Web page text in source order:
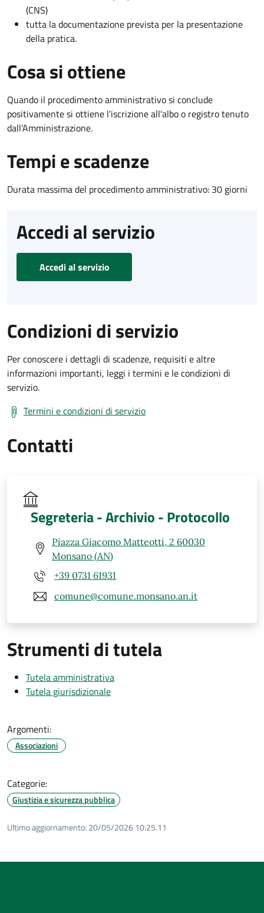
(CNS)
tutta la documentazione prevista per la presentazione
della pratica.
Cosa si ottiene
Quando il procedimento amministrativo si conclude
positivamente si ottiene l'iscrizione all'albo o registro tenuto
dall'Amministrazione.
Tempi e scadenze
Durata massima del procedimento amministrativo: 30 giorni
Accedi al servizio
Accedi al servizio
Condizioni di servizio
Per conoscere i dettagli di scadenze, requisiti e altre
informazioni importanti, leggi i termini e le condizioni di
servizio.
Termini e condizioni di servizio
Contatti
Segreteria - Archivio - Protocollo
Piazza Giacomo Matteotti, 2 60030
Monsano (AN)
+39 0731 61931
comune@comune.monsano.an.it
Strumenti di tutela
Tutela amministrativa
Tutela giurisdizionale
Argomenti:
Associazioni
Categorie:
Giustizia e sicurezza pubblica
Ultimo aggiornamento: 20/05/2026 10:25.11